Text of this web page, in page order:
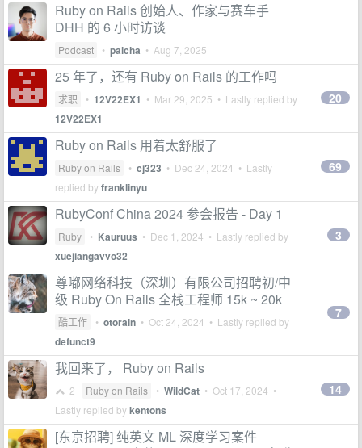
Ruby on Rails 创始人、作家与赛车手
DHH 的 6 小时访谈
Podcast • paicha • Aug 7, 2025
25 年了，还有 Ruby on Rails 的工作吗
求职 • 12V22EX1 • Mar 29, 2025 • Lastly replied by
12V22EX1
20
Ruby on Rails 用着太舒服了
Ruby on Rails • cj323 • Dec 24, 2024 • Lastly
replied byfranklinyu
69
RubyConf China 2024 参会报告 - Day 1
Ruby • Kauruus • Dec 1, 2024 • Lastly replied by
xuejiangavvo32
3
尊嘟网络科技（深圳）有限公司招聘初/中
级 Ruby On Rails 全栈工程师 15k ~ 20k
酷工作 • otorain • Oct 24, 2024 • Lastly replied by
defunct9
7
我回来了， Ruby on Rails
2 Ruby on Rails • WildCat • Oct 17, 2024 •
Lastly replied bykentons
14
[东京招聘] 纯英文 ML 深度学习案件